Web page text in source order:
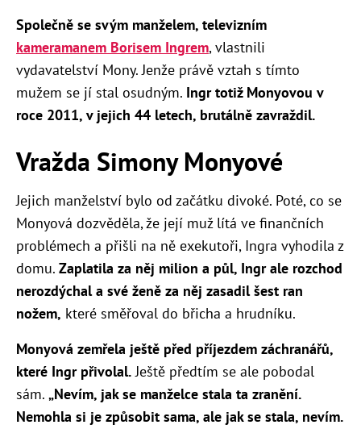
Společně se svým manželem, televizním
kameramanem Borisem Ingrem, vlastnili
vydavatelství Mony. Jenže právě vztah s tímto
mužem se jí stal osudným. Ingr totiž Monyovou v
roce 2011, v jejich 44 letech, brutálně zavraždil.
Vražda Simony Monyové
Jejich manželství bylo od začátku divoké. Poté, co se
Monyová dozvěděla, že její muž lítá ve finančních
problémech a přišli na ně exekutoři, Ingra vyhodila z
domu. Zaplatila za něj milion a půl, Ingr ale rozchod
nerozdýchal a své ženě za něj zasadil šest ran
nožem, které směřoval do břicha a hrudníku.
Monyová zemřela ještě před příjezdem záchranářů,
které Ingr přivolal.Ještě předtím se ale pobodal
sám. „Nevím, jak se manželce stala ta zranění.
Nemohla si je způsobit sama, ale jak se stala, nevím.